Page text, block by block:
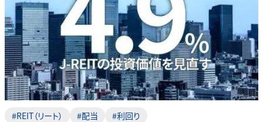
#REIT（リート） #配当 #利回り